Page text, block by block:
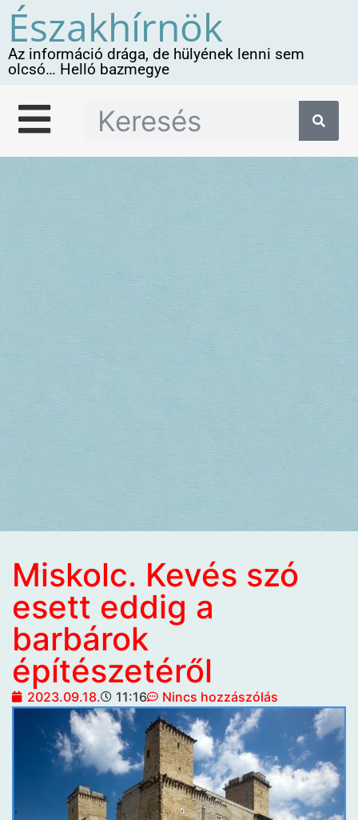
Északhírnök
Az információ drága, de hülyének lenni sem
olcsó… Helló bazmegye
Miskolc. Kevés szó
esett eddig a
barbárok
építészetéről
2023.09.18. 11:16 Nincs hozzászólás